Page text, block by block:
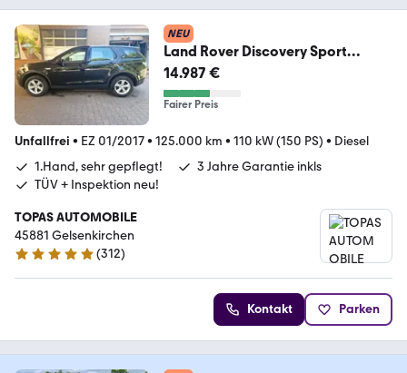
NEU
Land Rover Discovery Sport
4WD/3Jhr
Garantie/TÜV+Inspektion
14.987 €
Fairer Preis
Unfallfrei • EZ 01/2017• 125.000 km • 110 kW (150 PS) • Diesel
1.Hand, sehr gepflegt!
3 Jahre Garantie inkls
TÜV + Inspektion neu!
TOPAS AUTOMOBILE
45881 Gelsenkirchen
5 Sterne
(312)
Kontakt Parken